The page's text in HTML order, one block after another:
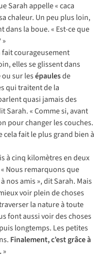
Sarah appelle « caca
chaleur. Un peu plus loin,
la boue. « Est-ce que
fait courageusement
elles se glissent dans
ou sur lesépaulesde
qui traitent de la
quasi jamais des
Sarah. « Comme si, avant
pour changer les couches.
fait le plus grand bien à
à cinq kilomètres en deux
« Nous remarquons que
nos amis », dit Sarah. Mais
voir plein de choses
la nature à toute
font aussi voir des choses
longtemps. Les petites
Finalement, c’est grâce à
»